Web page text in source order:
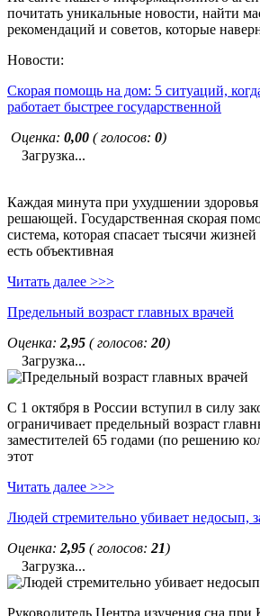
почитать уникальные новости, найти
рекомендаций и советов, которые
Новости:
Скорая помощь на дом: 5 ситуаций,
работает быстрее государственной
Оценка: 0,00 ( голосов: 0)
Загрузка...
Каждая минута при ухудшении здоровья
решающей. Государственная скорая
система, которая спасает тысячи
есть объективная
Читать далее >>>
Предельный возраст главных врачей
Оценка: 2,95 ( голосов: 20)
Загрузка...
С 1 октября в России вступил в силу
ограничивает предельный возраст
заместителей 65 годами (по решению
этот
Читать далее >>>
Людей стремительно убивает недосып,
Оценка: 2,95 ( голосов: 21)
Загрузка...
Руководитель Центра изучения сна